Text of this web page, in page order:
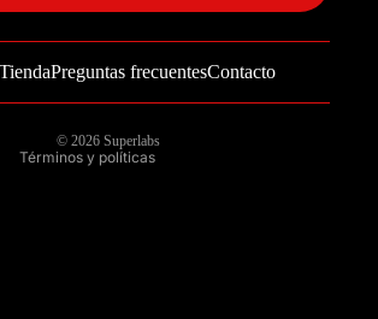
TiendaPreguntas frecuentesContacto
© 2026 Superlabs
Términos y políticas
reembolso
del servicio
envío